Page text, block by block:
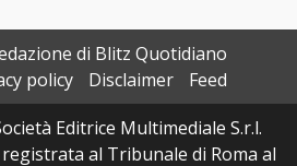
di Blitz Quotidiano
policy Disclaimer
Feed
Editrice Multimediale S.r.l.
al Tribunale di Roma al